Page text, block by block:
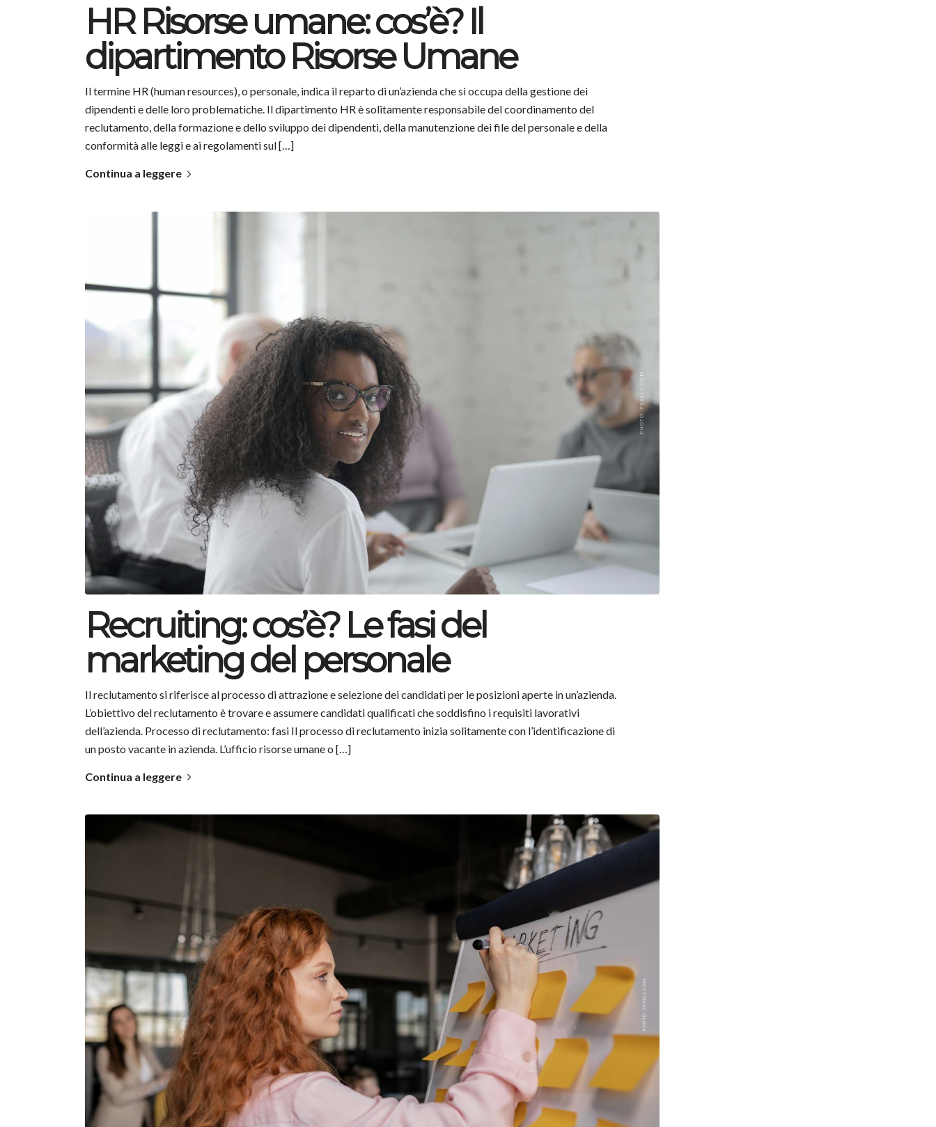
HR Risorse umane: cos’è? Il
dipartimento Risorse Umane
Il termine HR (human resources), o personale, indica il reparto di un’azienda che si occupa della gestione dei
dipendenti e delle loro problematiche. Il dipartimento HR è solitamente responsabile del coordinamento del
reclutamento, della formazione e dello sviluppo dei dipendenti, della manutenzione dei file del personale e della
conformità alle leggi e ai regolamenti sul […]
Continua a leggere
Recruiting: cos’è? Le fasi del
marketing del personale
Il reclutamento si riferisce al processo di attrazione e selezione dei candidati per le posizioni aperte in un’azienda.
L’obiettivo del reclutamento è trovare e assumere candidati qualificati che soddisfino i requisiti lavorativi
dell’azienda. Processo di reclutamento: fasi Il processo di reclutamento inizia solitamente con l’identificazione di
un posto vacante in azienda. L’ufficio risorse umane o […]
Continua a leggere